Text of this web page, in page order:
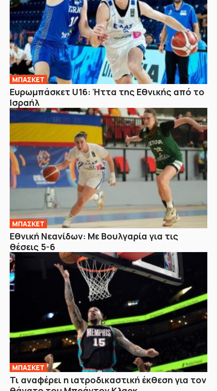
ΜΠΑΣΚΕΤ
Ευρωμπάσκετ U16: Ήττα της Εθνικής από το
Ισραήλ
ΜΠΑΣΚΕΤ
Εθνική Νεανίδων: Με Βουλγαρία για τις
θέσεις 5-6
ΜΠΑΣΚΕΤ
Τι αναφέρει η ιατροδικαστική έκθεση για τον